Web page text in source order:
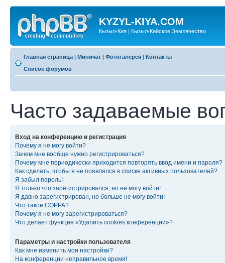
KYZYL-KIYA.COM
Кызыл-Кия | Кызыл-Кийское Землячество
Главная страница | Миничат | Фотогалерея | Контакты
Список форумов
Часто задаваемые
Вход на конференцию и регистрация
Почему я не могу войти?
Зачем мне вообще нужно регистрироваться?
Почему мне периодически приходится повторять ввод имени и пароля?
Как сделать, чтобы я не появлялся в списке активных пользователей?
Я забыл пароль!
Я только что зарегистрировался, но не могу войти!
Я давно зарегистрирован, но больше не могу войти!
Что такое COPPA?
Почему я не могу зарегистрироваться?
Что делает функция «Удалить cookies конференции»?
Параметры и настройки пользователя
Как мне изменить мои настройки?
На конференции неправильное время!